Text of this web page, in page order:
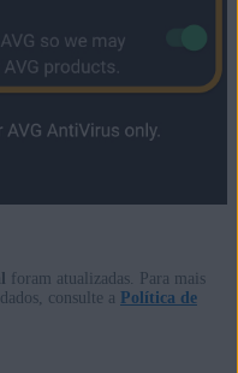
foram atualizadas. Para mais
consulte a Política de